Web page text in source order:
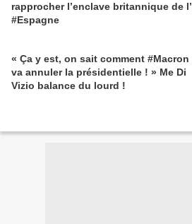
rapprocher l’enclave britannique de l’
#Espagne
« Ça y est, on sait comment #Macron
va annuler la présidentielle ! » Me Di
Vizio balance du lourd !